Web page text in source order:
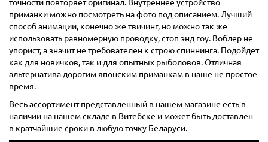
точности повторяет оригинал. Внутреннее устройство
приманки можно посмотреть на фото под описанием. Лучший
способ анимации, конечно же твичинг, но можно так же
использовать равномерную проводку, стоп энд гоу. Воблер не
упорист, а значит не требователен к строю спиннинга. Подойдет
как для новичков, так и для опытных рыболовов. Отличная
альтернатива дорогим японским приманкам в наше не простое
время.
Весь ассортимент представленный в нашем магазине есть в
наличии на нашем складе в Витебске и может быть доставлен
в кратчайшие сроки в любую точку Беларуси.